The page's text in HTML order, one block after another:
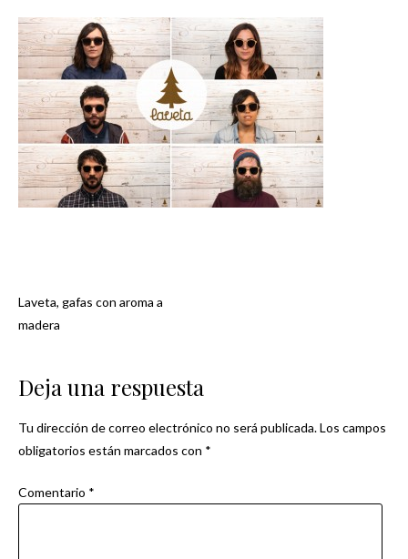
Navegación
Laveta, gafas con aroma a
madera
Deja una respuesta
Tu dirección de correo electrónico no será publicada.Los campos
obligatorios están marcados con *
Comentario *